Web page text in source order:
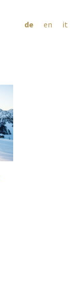
de en it